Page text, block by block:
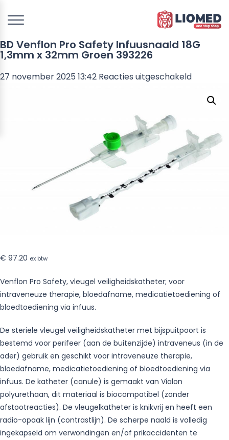
BD Venflon Pro Safety Infuusnaald 18G
1,3mm x 32mm Groen 393226
27 november 2025 13:42 Reacties uitgeschakeldvoor
Venflon
18G
1,3mm
€ 97.20 ex btw
Venflon Pro Safety, vleugel veiligheidskatheter; voor
intraveneuze therapie, bloedafname, medicatietoediening of
bloedtoediening via infuus.
De steriele vleugel veiligheidskatheter met bijspuitpoort is
bestemd voor perifeer (aan de buitenzijde) intraveneus (in de
ader) gebruik en geschikt voor intraveneuze therapie,
bloedafname, medicatietoediening of bloedtoediening via
infuus. De katheter (canule) is gemaakt van Vialon
polyurethaan, dit materiaal is biocompatibel (zonder
afstootreacties). De vleugelkatheter is knikvrij en heeft een
radio-opaak lijn (contrastlijn). De scherpe naald is volledig
ingekapseld om verwondingen en/of prikaccidenten te